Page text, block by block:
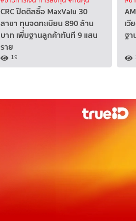
CRC ปิดดีลซื้อ MaxValu 30
สาขา ทุนจดทะเบียน 890 ล้าน
บาท เพิ่มฐานลูกค้าทันที 9 แสน
ราย
19
เ
ฐ